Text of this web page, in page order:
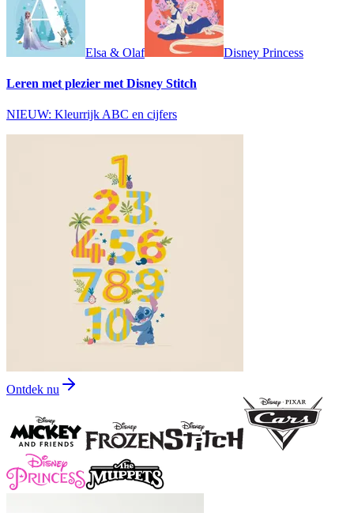
Elsa & Olaf Disney Princess
Leren met plezier met Disney Stitch
NIEUW: Kleurrijk ABC en cijfers
Ontdek nu